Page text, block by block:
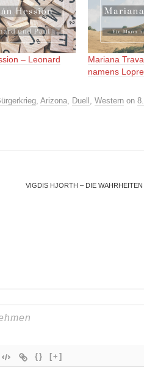
– Leonard
Mariana
namens
, Arizona, Duell , Western on
VIGDIS HJORTH – DIE
{} [+]